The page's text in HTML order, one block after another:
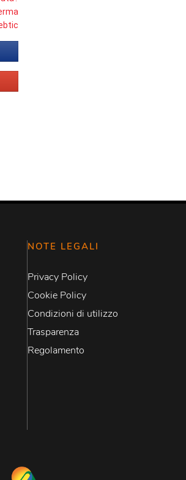
NOTE LEGALI
Privacy Policy
Cookie Policy
Condizioni di utilizzo
Trasparenza
Regolamento